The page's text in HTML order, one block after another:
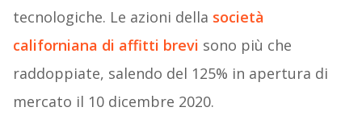
tecnologiche. Le azioni della società
californiana di affitti brevi sono più che
raddoppiate, salendo del 125% in apertura di
mercato il 10 dicembre 2020.